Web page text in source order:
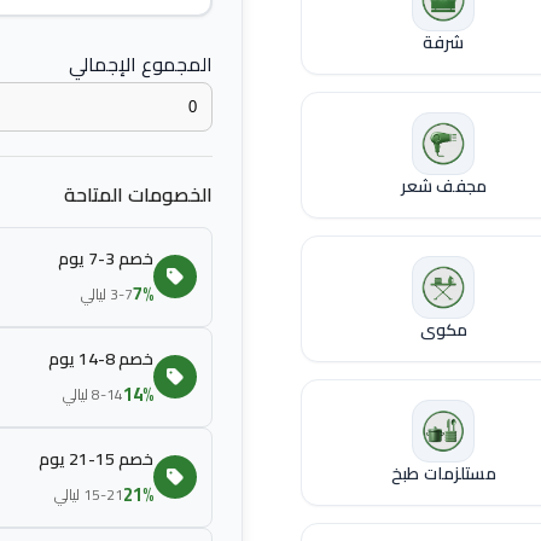
شرفة
مجفف شعر
مكوى
مستلزمات طبخ
بابوح إضافي
بطانية اضافية
المجموع الإجمالي
الخصومات المتاحة
خصم 3-7 يوم
7%3-7 ليالي
خصم 8-14 يوم
14%8-14 ليالي
خصم 15-21 يوم
21%15-21 ليالي